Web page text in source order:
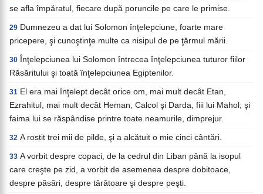
se afla împăratul, fiecare după poruncile pe care le primise.
29 Dumnezeu a dat lui Solomon înţelepciune, foarte mare
pricepere, şi cunoştinţe multe ca nisipul de pe ţărmul mării.
30
Înţelepciunea lui Solomon întrecea înţelepciunea tuturor fiilor
Răsăritului şi toată înţelepciunea Egiptenilor.
31 El era mai înţelept decât orice om, mai mult decât Etan,
Ezrahitul, mai mult decât Heman, Calcol şi Darda, fiii lui Mahol; şi
faima lui se răspândise printre toate neamurile, dimprejur.
32 A rostit trei mii de pilde, şi a alcătuit o mie cinci cântări.
33 A vorbit despre copaci, de la cedrul din Liban până la isopul
care creşte pe zid, a vorbit de asemenea despre dobitoace,
despre păsări, despre târâtoare şi despre peşti.